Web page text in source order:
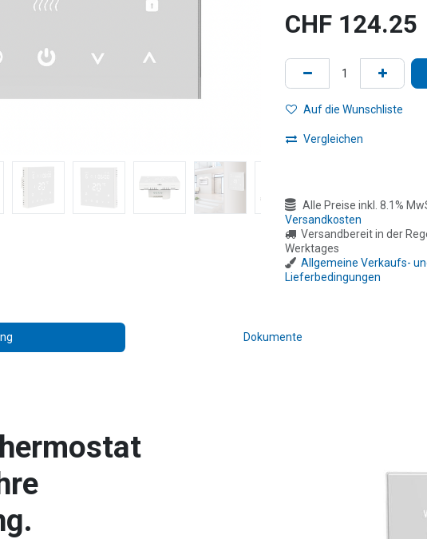
CHF 124.25
Auf die Wunschliste
Vergleichen
Alle Preise inkl. 8.1%
Versandkosten
Versandbereit in der
Werktages
Allgemeine Verkaufs-
Lieferbedingungen
Dokumente